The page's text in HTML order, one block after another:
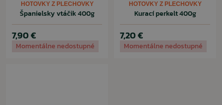
HOTOVKY Z PLECHOVKY
Španielsky vtáčik 400g
7,90 €
Momentálne nedostupné
HOTOVKY Z PLECHOVKY
Kurací perkelt 400g
7,20 €
Momentálne nedostupné